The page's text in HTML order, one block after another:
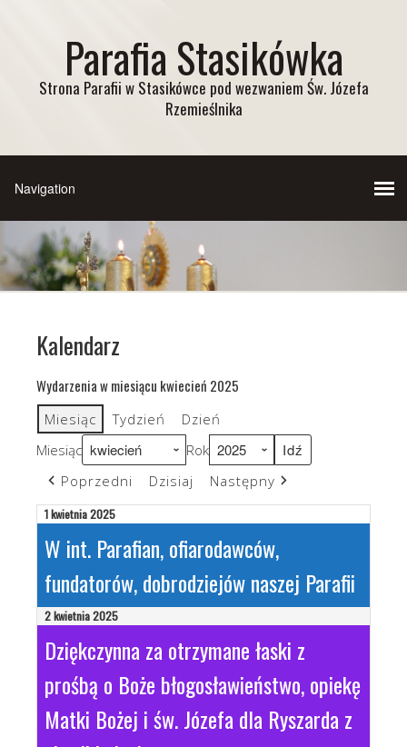
Parafia Stasikówka
Strona Parafii w Stasikówce pod wezwaniem Św. Józefa
Rzemieślnika
Kalendarz
Wydarzenia w miesiącu kwiecień 2025
Miesiąc Tydzień
Dzień
Miesiąc
Rok
Poprzedni
Dzisiaj Następny
1 kwietnia 2025
W int. Parafian, ofiarodawców,
fundatorów, dobrodziejów naszej Parafii
2 kwietnia 2025
Dziękczynna za otrzymane łaski z
prośbą o Boże błogosławieństwo, opiekę
Matki Bożej i św. Józefa dla Ryszarda z